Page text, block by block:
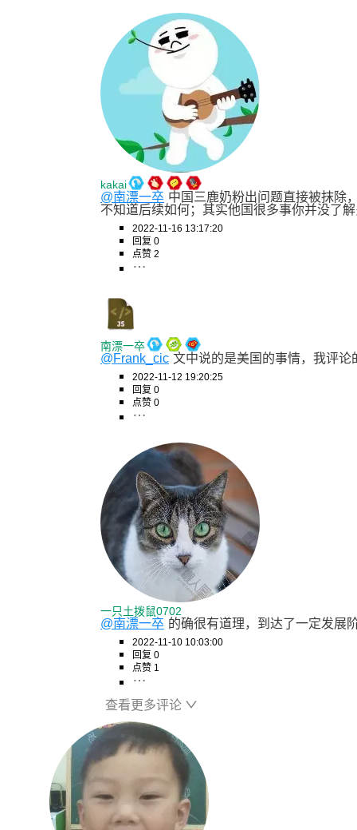
kakai
@南漂一卒 中国三鹿奶粉出问题直接被抹除
不知道后续如何；其实他国很多事你并没了
2022-11-16 13:17:20
回复 0
点赞 2
南漂一卒
@Frank_cic 文中说的是美国的事情，我评
2022-11-12 19:20:25
回复 0
点赞 0
一只土拨鼠0702
@南漂一卒 的确很有道理，到达了一定发展
2022-11-10 10:03:00
回复 0
点赞 1
查看更多评论